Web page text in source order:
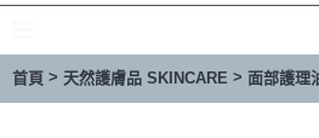
首頁 > 天然護膚品 SKINCARE > 面部護理